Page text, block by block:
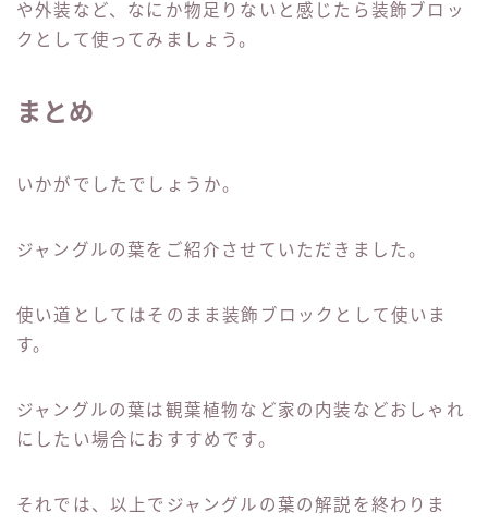
や外装など、なにか物足りないと感じたら装飾ブロッ
クとして使ってみましょう。
まとめ
いかがでしたでしょうか。
ジャングルの葉をご紹介させていただきました。
使い道としてはそのまま装飾ブロックとして使いま
す。
ジャングルの葉は観葉植物など家の内装などおしゃれ
にしたい場合におすすめです。
それでは、以上でジャングルの葉の解説を終わりま